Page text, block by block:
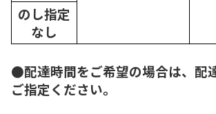
のし指定
なし
●配達時間をご希望の場合は、配
ご指定ください。